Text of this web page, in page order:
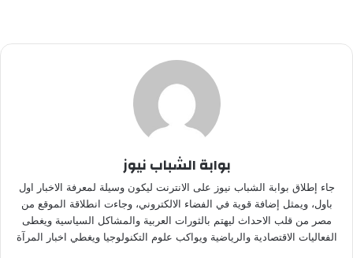
بوابة الشباب نيوز
جاء إطلاق بوابة الشباب نيوز على الانترنت ليكون وسيلة لمعرفة الاخبار اول
باول، ويمثل إضافة قوية في الفضاء الالكتروني، وجاءت انطلاقة الموقع من
مصر من قلب الاحداث ليهتم بالثورات العربية والمشاكل السياسية ويغطى
الفعاليات الاقتصادية والرياضية ويواكب علوم التكنولوجيا ويغطي اخبار المرآة